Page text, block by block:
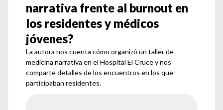
narrativa frente al burnout en
los residentes y médicos
jóvenes?
La autora nos cuenta cómo organizó un taller de
medicina narrativa en el Hospital El Cruce y nos
comparte detalles de los encuentros en los que
participaban residentes.